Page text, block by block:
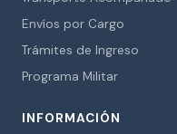
Envíos por Cargo
Trámites de Ingreso
Programa Militar
INFORMACIÓN